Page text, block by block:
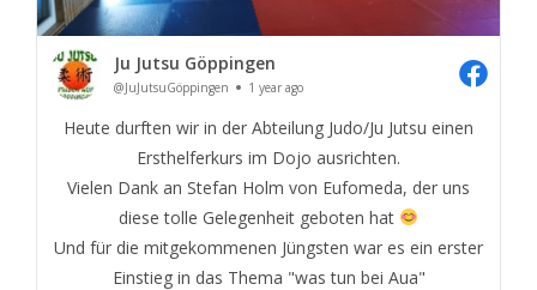
Ju Jutsu Göppingen
@JuJutsuGöppingen 1 year ago
Heute durften wir in der Abteilung Judo/Ju Jutsu einen
Ersthelferkurs im Dojo ausrichten.
Vielen Dank an Stefan Holm von Eufomeda, der uns
diese tolle Gelegenheit geboten hat
Und für die mitgekommenen Jüngsten war es ein erster
Einstieg in das Thema "was tun bei Aua"